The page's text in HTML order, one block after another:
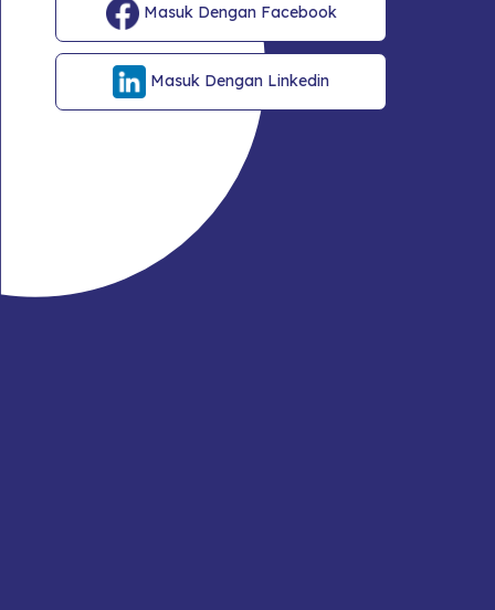
Masuk Dengan Facebook
Masuk Dengan Linkedin